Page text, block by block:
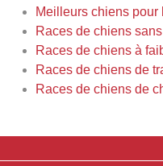
Meilleurs chiens pour
Races de chiens
Races de chiens à
Races de chiens de
Races de chiens de